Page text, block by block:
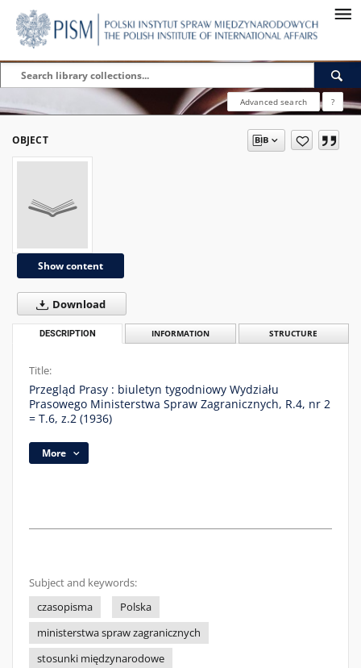
Advanced search ?
OBJECT
Show content
Download
DESCRIPTION INFORMATION STRUCTURE
Title:
Przegląd Prasy : biuletyn tygodniowy Wydziału
Prasowego Ministerstwa Spraw Zagranicznych, R.4, nr 2
= T.6, z.2 (1936)
More
Subject and keywords:
czasopisma
Polska
ministerstwa spraw zagranicznych
stosunki międzynarodowe